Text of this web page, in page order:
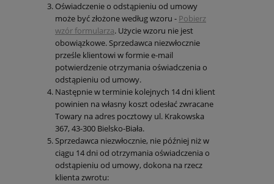
Oświadczenie o odstąpieniu od umowy
może być złożone według wzoru - Pobierz
wzór formularza. Użycie wzoru nie jest
obowiązkowe. Sprzedawca niezwłocznie
prześle klientowi w formie e-mail
potwierdzenie otrzymania oświadczenia o
odstąpieniu od umowy.
Następnie w terminie kolejnych 14 dni klient
powinien na własny koszt odesłać zwracane
Towary na adres pocztowy ul. Krakowska
367, 43-300 Bielsko-Biała.
Sprzedawca niezwłocznie, nie później niż w
ciągu 14 dni od otrzymania oświadczenia o
odstąpieniu od umowy, dokona na rzecz
klienta zwrotu: